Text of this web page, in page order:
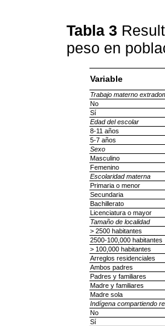
Tabla 3
peso en
Variable
Trabajo materno
No
Sí
Edad del escolar
8-11 años
5-7 años
Sexo
Masculino
Femenino
Escolaridad materna
Primaria o menor
Secundaria
Bachillerato
Licenciatura o mayor
Tamaño de localidad
> 2500 habitantes
2500-100,000 habitantes
> 100,000 habitantes
Arreglos residenciales
Ambos padres
Padres y familiares
Madre y familiares
Madre sola
Indígena compartiendo
No
Sí